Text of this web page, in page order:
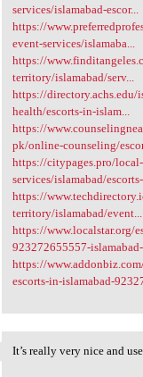
services/islamabad-escor...
https://
event-services/islamaba...
https://
territory/islamabad/serv...
https://
health/escorts-in-islam...
https://
pk/online-counseling/
https://citypages.pro/local-
services/islamabad/escorts-
https://
territory/islamabad/event...
https://www.localstar.org/
923272655557-islamabad-
https://
escorts-in-islamabad-
It’s really very nice and
It’s really very nice and